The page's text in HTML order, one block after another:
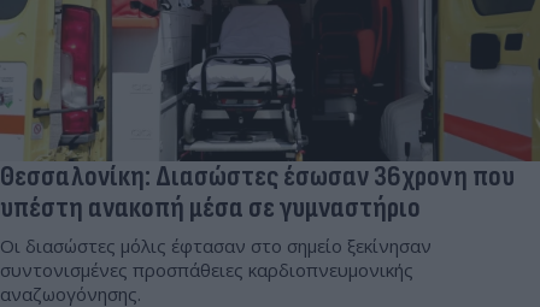
Θεσσαλονίκη: Διασώστες έσωσαν 36χρονη που
υπέστη ανακοπή μέσα σε γυμναστήριο
Οι διασώστες μόλις έφτασαν στο σημείο ξεκίνησαν
συντονισμένες προσπάθειες καρδιοπνευμονικής
αναζωογόνησης.